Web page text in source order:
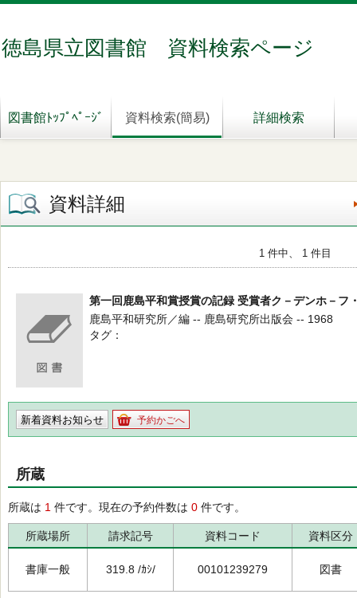
徳島県立図書館 資料検索ページ
図書館ﾄｯﾌﾟﾍﾟｰｼﾞ 資料検索(簡易) 詳細検索
資料詳細
1 件中、 1 件目
第一回鹿島平和賞授賞の記録 受賞者ク－デンホ－フ
鹿島平和研究所／編 -- 鹿島研究所出版会 -- 1968
タグ
新着資料お知らせ 予約かごへ
所蔵
所蔵は 1 件です。現在の予約件数は 0 件です。
所蔵場所 請求記号 資料コード 資料区分
書庫一般 319.8 /ｶｼ/ 00101239279 図書